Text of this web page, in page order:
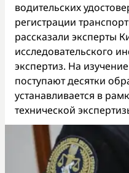
водительских
регистрации
рассказали эксперты
исследовательского
экспертиз. На
поступают десятки
устанавливается в
технической